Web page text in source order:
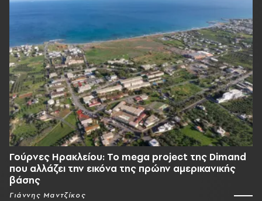
Γούρνες Ηρακλείου: To mega project της Dimand
που αλλάζει την εικόνα της πρώην αμερικανικής
βάσης
Γιάννης Μαντζίκος